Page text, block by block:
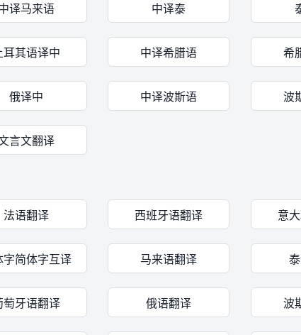
译马来语 中译泰
耳其语译中 中译希腊语 希
俄译中 中译波斯语 波
言文翻译
法语翻译 西班牙语翻译 意
字简体字互译 马来语翻译
萄牙语翻译 俄语翻译 波